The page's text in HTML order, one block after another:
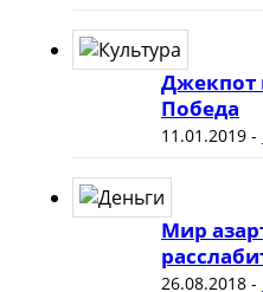
Джекпот
Победа
11.01.2019-
Мир
26.08.2018-